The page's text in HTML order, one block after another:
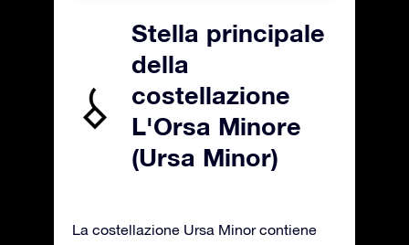
Stella principale
della
costellazione
L'Orsa Minore
(Ursa Minor)
La costellazione Ursa Minor contiene